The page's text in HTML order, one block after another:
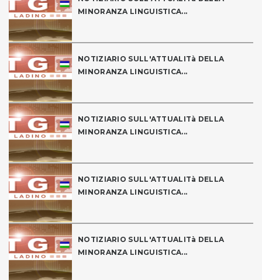
MINORANZA LINGUISTICA...
NOTIZIARIO SULL'ATTUALITà DELLA
MINORANZA LINGUISTICA...
NOTIZIARIO SULL'ATTUALITà DELLA
MINORANZA LINGUISTICA...
NOTIZIARIO SULL'ATTUALITà DELLA
MINORANZA LINGUISTICA...
NOTIZIARIO SULL'ATTUALITà DELLA
MINORANZA LINGUISTICA...